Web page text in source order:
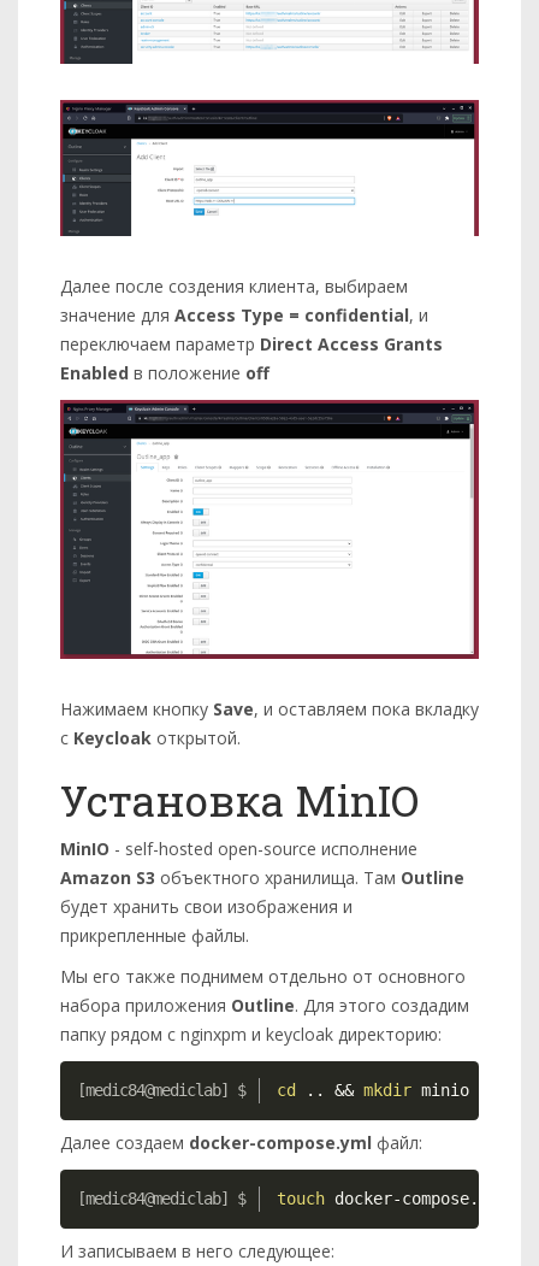
Далее после создения клиента, выбираем
значение для Access Type = confidential, и
переключаем параметр Direct Access Grants
Enabled в положение off
Нажимаем кнопку Save, и оставляем пока вкладку
с Keycloak открытой.
Установка MinIO
MinIO - self-hosted open-source исполнение
Amazon S3 объектного хранилища. Там Outline
будет хранить свои изображения и
прикрепленные файлы.
Мы его также поднимем отдельно от основного
набора приложения Outline. Для этого создадим
папку рядом с nginxpm и keycloak директорию:
cd .. && mkdir minio
Copy
Далее создаем docker-compose.yml файл:
touch docker-compose.yml
И записываем в него следующее: